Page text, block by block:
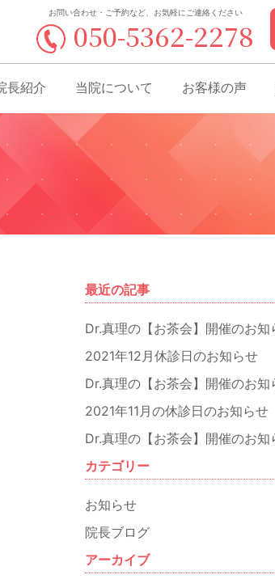
お問い合わせ・ご予約など、お気軽にご連絡ください
050-5362-2278
長紹介 当院について お客様の声
最近の記事
Dr.真理の【お茶会】開催のお知
2021年12月休診日のお知らせ
Dr.真理の【お茶会】開催のお知
2021年11月の休診日のお知らせ
Dr.真理の【お茶会】開催のお知
カテゴリー
お知らせ
院長ブログ
アーカイブ